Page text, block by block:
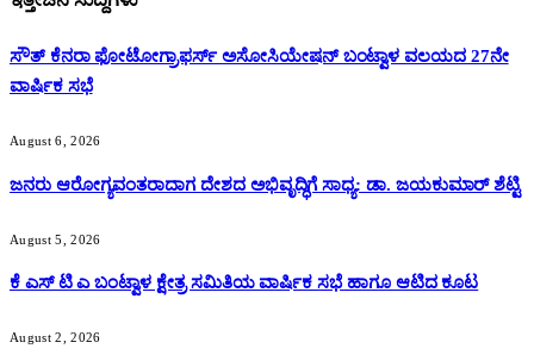
ಸೌತ್ ಕೆನರಾ ಫೋಟೋಗ್ರಾಫರ್ಸ್ ಅಸೋಸಿಯೇಷನ್ ಬಂಟ್ವಾಳ ವಲಯದ 27ನೇ
ವಾರ್ಷಿಕ ಸಭೆ
August 6, 2026
ಜನರು ಆರೋಗ್ಯವಂತರಾದಾಗ ದೇಶದ ಅಭಿವೃದ್ಧಿಗೆ ಸಾಧ್ಯ: ಡಾ. ಜಯಕುಮಾರ್ ಶೆಟ್ಟಿ
August 5, 2026
ಕೆ ಎಸ್ ಟಿ ಎ ಬಂಟ್ವಾಳ ಕ್ಷೇತ್ರ ಸಮಿತಿಯ ವಾರ್ಷಿಕ ಸಭೆ ಹಾಗೂ ಆಟಿದ ಕೂಟ
August 2, 2026